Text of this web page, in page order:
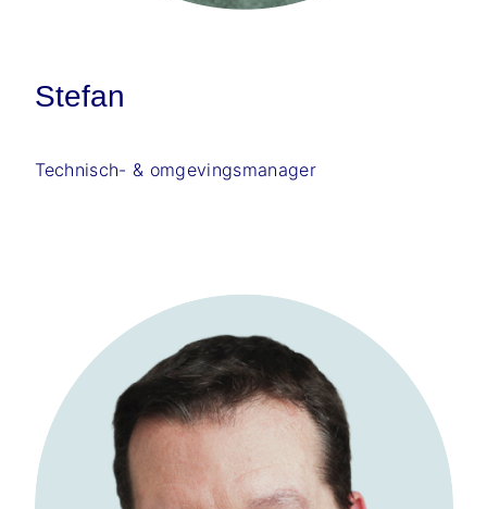
Stefan
Technisch- & omgevingsmanager